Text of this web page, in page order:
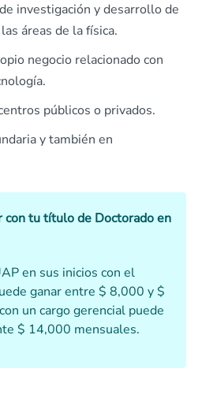
investigación y desarrollo de
áreas de la física.
negocio relacionado con
públicos o privados.
y también en
con tu título de Doctorado en
en sus inicios con el
ganar entre $ 8,000 y $
un cargo gerencial puede
$ 14,000 mensuales.